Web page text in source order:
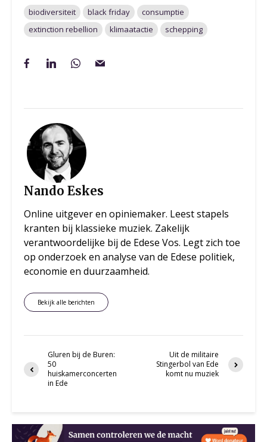
biodiversiteit black friday
consumptie
extinction rebellion
klimaatactie schepping
Nando Eskes
Online uitgever en opiniemaker. Leest stapels
kranten bij klassieke muziek. Zakelijk
verantwoordelijke bij de Edese Vos. Legt zich toe
op onderzoek en analyse van de Edese politiek,
economie en duurzaamheid.
Bekijk alle berichten
Gluren bij de Buren:
50
huiskamerconcerten
in Ede
Uit de militaire
Stingerbol van Ede
komt nu muziek